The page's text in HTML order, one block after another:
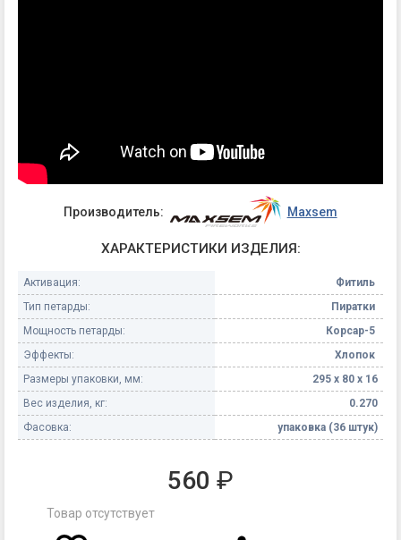
Производитель: Maxsem
ХАРАКТЕРИСТИКИ ИЗДЕЛИЯ:
Активация:
Фитиль
Тип петарды:
Пиратки
Мощность петарды:
Корсар-5
Эффекты:
Хлопок
Размеры упаковки, мм:
295 х 80 х 16
Вес изделия, кг:
0.270
Фасовка:
упаковка (36 штук)
560 ₽
Товар отсутствует